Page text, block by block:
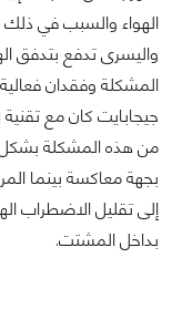
الهواء والسبب في
واليسرى تدفع بتدفق
المشكلة وفقدان
جيجابايت كان مع تقنية
من هذه المشكلة
بجهة معاكسة بينما
إلى تقليل الاضطراب
بداخل المشتت.